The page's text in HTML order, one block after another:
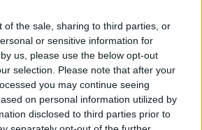
of the sale, sharing to third parties, or
or sensitive information for
us, please use the below opt-out
selection. Please note that after your
you may continue seeing
on personal information utilized by
disclosed to third parties prior to
Ολυμπιακό: «Πριν
δεν
είναι
για το έμφραγμα
Αταμάν,